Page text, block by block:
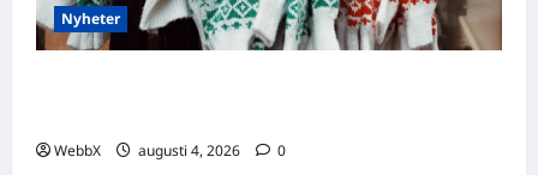
Nyheter
WebbX augusti 4, 2026 0